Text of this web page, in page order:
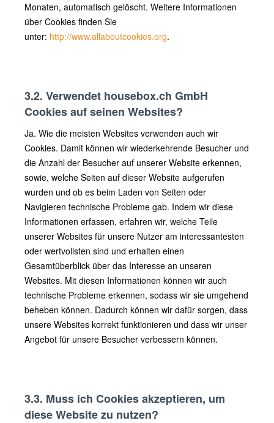
Monaten, automatisch gelöscht. Weitere Informationen
über Cookies finden Sie
unter: http://www.allaboutcookies.org.
3.2. Verwendet housebox.ch GmbH
Cookies auf seinen Websites?
Ja. Wie die meisten Websites verwenden auch wir
Cookies. Damit können wir wiederkehrende Besucher und
die Anzahl der Besucher auf unserer Website erkennen,
sowie, welche Seiten auf dieser Website aufgerufen
wurden und ob es beim Laden von Seiten oder
Navigieren technische Probleme gab. Indem wir diese
Informationen erfassen, erfahren wir, welche Teile
unserer Websites für unsere Nutzer am interessantesten
oder wertvollsten sind und erhalten einen
Gesamtüberblick über das Interesse an unseren
Websites. Mit diesen Informationen können wir auch
technische Probleme erkennen, sodass wir sie umgehend
beheben können. Dadurch können wir dafür sorgen, dass
unsere Websites korrekt funktionieren und dass wir unser
Angebot für unsere Besucher verbessern können.
3.3. Muss ich Cookies akzeptieren, um
diese Website zu nutzen?